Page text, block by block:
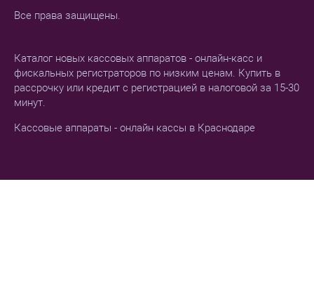
Все права защищены.
Каталог новых кассовых аппаратов - онлайн-касс и
фискальных регистраторов по низким ценам. Купить в
рассрочку или кредит с регистрацией в налоговой за 15-30
минут.
Кассовые аппараты - онлайн кассы в Краснодаре